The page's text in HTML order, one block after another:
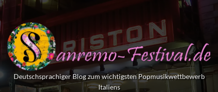
Skip
to
content
Deutschsprachiger Blog zum wichtigsten Popmusikwettbewerb
Italiens